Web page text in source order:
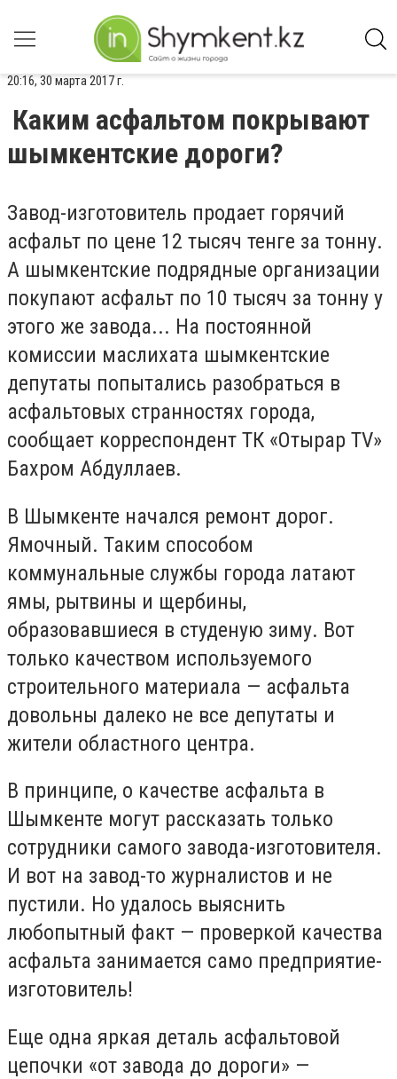
20:16, 30 марта 2017 г.
Каким асфальтом покрывают
шымкентские дороги?
Завод-изготовитель продает горячий
асфальт по цене 12 тысяч тенге за тонну.
А шымкентские подрядные организации
покупают асфальт по 10 тысяч за тонну у
этого же завода... На постоянной
комиссии маслихата шымкентские
депутаты попытались разобраться в
асфальтовых странностях города,
сообщает корреспондент ТК «Отырар TV»
Бахром Абдуллаев.
В Шымкенте начался ремонт дорог.
Ямочный. Таким способом
коммунальные службы города латают
ямы, рытвины и щербины,
образовавшиеся в студеную зиму. Вот
только качеством используемого
строительного материала — асфальта
довольны далеко не все депутаты и
жители областного центра.
В принципе, о качестве асфальта в
Шымкенте могут рассказать только
сотрудники самого завода-изготовителя.
И вот на завод-то журналистов и не
пустили. Но удалось выяснить
любопытный факт — проверкой качества
асфальта занимается само предприятие-
изготовитель!
Еще одна яркая деталь асфальтовой
цепочки «от завода до дороги» —